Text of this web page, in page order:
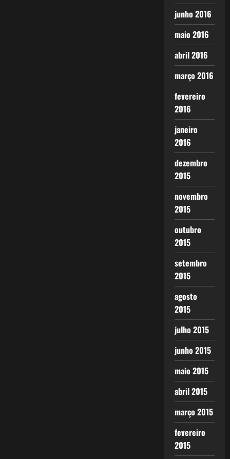
junho 2016
maio 2016
abril 2016
março 2016
fevereiro
2016
janeiro
2016
dezembro
2015
novembro
2015
outubro
2015
setembro
2015
agosto
2015
julho 2015
junho 2015
maio 2015
abril 2015
março 2015
fevereiro
2015